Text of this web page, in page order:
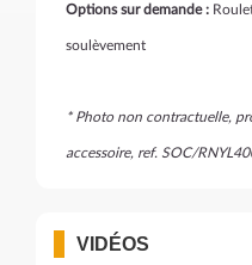
Options sur demande :
soulèvement
* Photo non contractuelle,
accessoire, ref. SOC/
VIDÉOS